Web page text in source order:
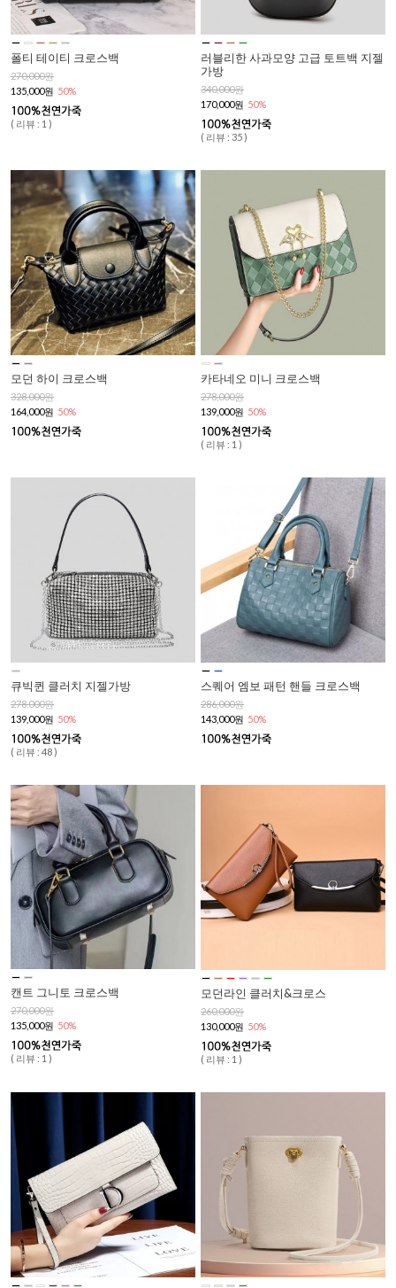
폴티 테이티 크로스백
270,000원
135,000원 50%
( 리뷰 : 1 )
러블리한 사과모양 고급 토트백 지젤
가방
340,000원
170,000원 50%
( 리뷰 : 35 )
모던 하이 크로스백
328,000원
164,000원 50%
카타네오 미니 크로스백
278,000원
139,000원 50%
( 리뷰 : 1 )
큐빅퀸 클러치 지젤가방
278,000원
139,000원 50%
( 리뷰 : 48 )
스퀘어 엠보 패턴 핸들 크로스백
286,000원
143,000원 50%
캔트 그니토 크로스백
270,000원
135,000원 50%
( 리뷰 : 1 )
모던라인 클러치&크로스
260,000원
130,000원 50%
( 리뷰 : 1 )